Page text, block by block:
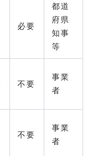
必要
都道
府県
知事
等
不要
事業
者
不要
事業
者